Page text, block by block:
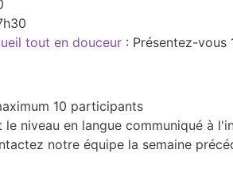
tout en douceur : Présentez-
10 participants
le niveau en langue communiqué à
notre équipe la semaine